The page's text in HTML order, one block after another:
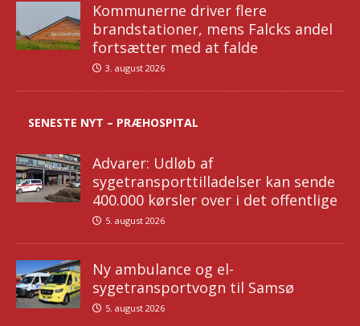
Kommunerne driver flere
brandstationer, mens Falcks andel
fortsætter med at falde
3. august 2026
SENESTE NYT – PRÆHOSPITAL
Advarer: Udløb af
sygetransporttilladelser kan sende
400.000 kørsler over i det offentlige
5. august 2026
Ny ambulance og el-
sygetransportvogn til Samsø
5. august 2026